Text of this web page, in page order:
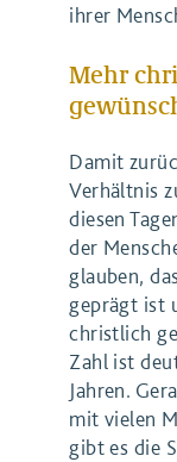
ihrer
Mehr
Damit
Verhältnis
diesen
der
glauben,
geprägt ist
christlich
Zahl ist
Jahren.
mit vielen
gibt es die